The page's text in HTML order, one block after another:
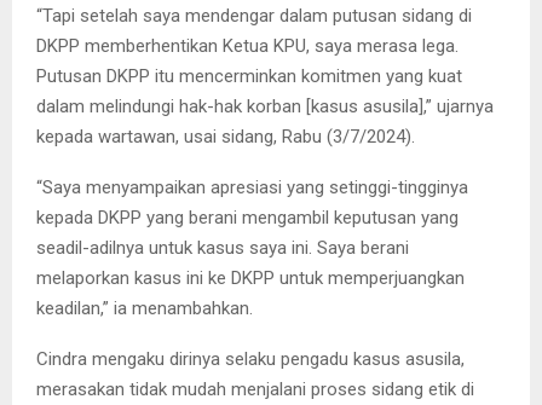
“Tapi setelah saya mendengar dalam putusan sidang di
DKPP memberhentikan Ketua KPU, saya merasa lega.
Putusan DKPP itu mencerminkan komitmen yang kuat
dalam melindungi hak-hak korban [kasus asusila],” ujarnya
kepada wartawan, usai sidang, Rabu (3/7/2024).
“Saya menyampaikan apresiasi yang setinggi-tingginya
kepada DKPP yang berani mengambil keputusan yang
seadil-adilnya untuk kasus saya ini. Saya berani
melaporkan kasus ini ke DKPP untuk memperjuangkan
keadilan,” ia menambahkan.
Cindra mengaku dirinya selaku pengadu kasus asusila,
merasakan tidak mudah menjalani proses sidang etik di